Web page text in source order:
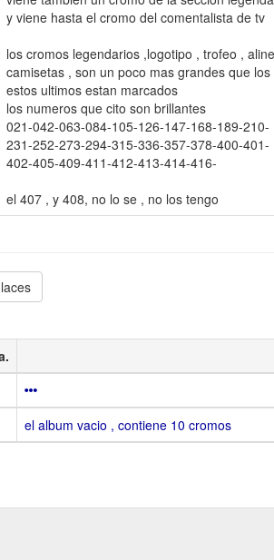
y viene hasta el cromo del comentalista de tv
los cromos legendarios ,logotipo , trofeo ,
camisetas , son un poco mas grandes que
estos ultimos estan marcados
los numeros que cito son brillantes
021-042-063-084-105-126-147-168-189-210-
231-252-273-294-315-336-357-378-400-401-
402-405-409-411-412-413-414-416-
el 407 , y 408, no lo se , no los tengo
el album vacio , contiene 10 cromos